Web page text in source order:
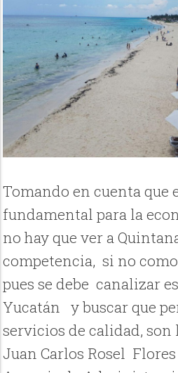
Tomando en cuenta que
fundamental para la
no hay que ver a
competencia, si no
pues se debe canalizar
Yucatán y buscar que
servicios de calidad, son
Juan Carlos Rosel